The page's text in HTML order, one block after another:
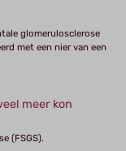
glomerulosclerose
met een nier van een
meer kon
(FSGS).